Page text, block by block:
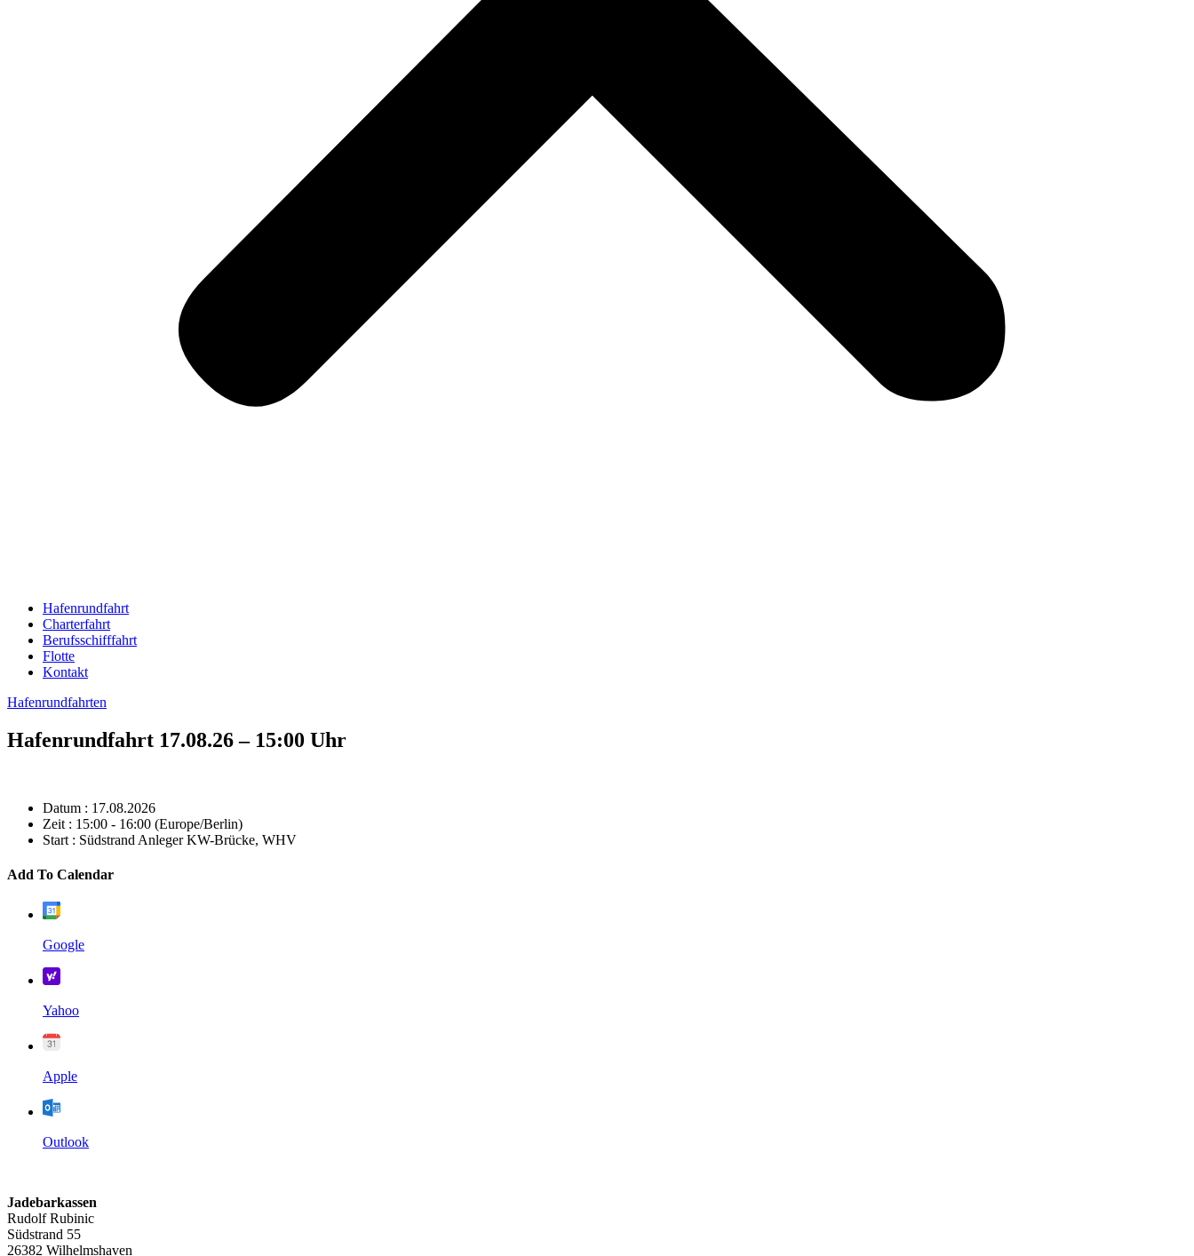
Hafenrundfahrt
Charterfahrt
Berufsschifffahrt
Flotte
Kontakt
Hafenrundfahrten
Hafenrundfahrt 17.08.26 – 15:00 Uhr
Datum : 17.08.2026
Zeit : 15:00 - 16:00 (Europe/Berlin)
Start : Südstrand Anleger KW-Brücke, WHV
Add To Calendar
Google
Yahoo
Apple
Outlook
Jadebarkassen
Rudolf Rubinic
Südstrand 55
26382 Wilhelmshaven